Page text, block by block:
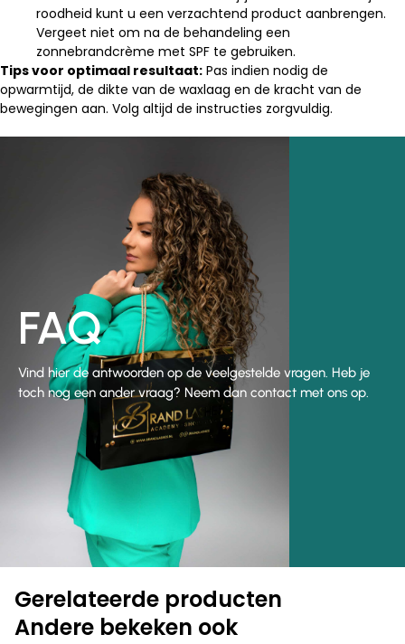
roodheid kunt u een verzachtend product aanbrengen.
Vergeet niet om na de behandeling een
zonnebrandcrème met SPF te gebruiken.
Tips voor optimaal resultaat: Pas indien nodig de
opwarmtijd, de dikte van de waxlaag en de kracht van de
bewegingen aan. Volg altijd de instructies zorgvuldig.
FAQ
Vind hier de antwoorden op de veelgestelde vragen. Heb je
toch nog een ander vraag? Neem dan contact met ons op.
Gerelateerde producten
Andere bekeken ook